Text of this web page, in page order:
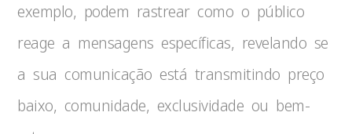
exemplo, podem rastrear como o público
reage a mensagens específicas, revelando se
a sua comunicação está transmitindo preço
baixo, comunidade, exclusividade ou bem-